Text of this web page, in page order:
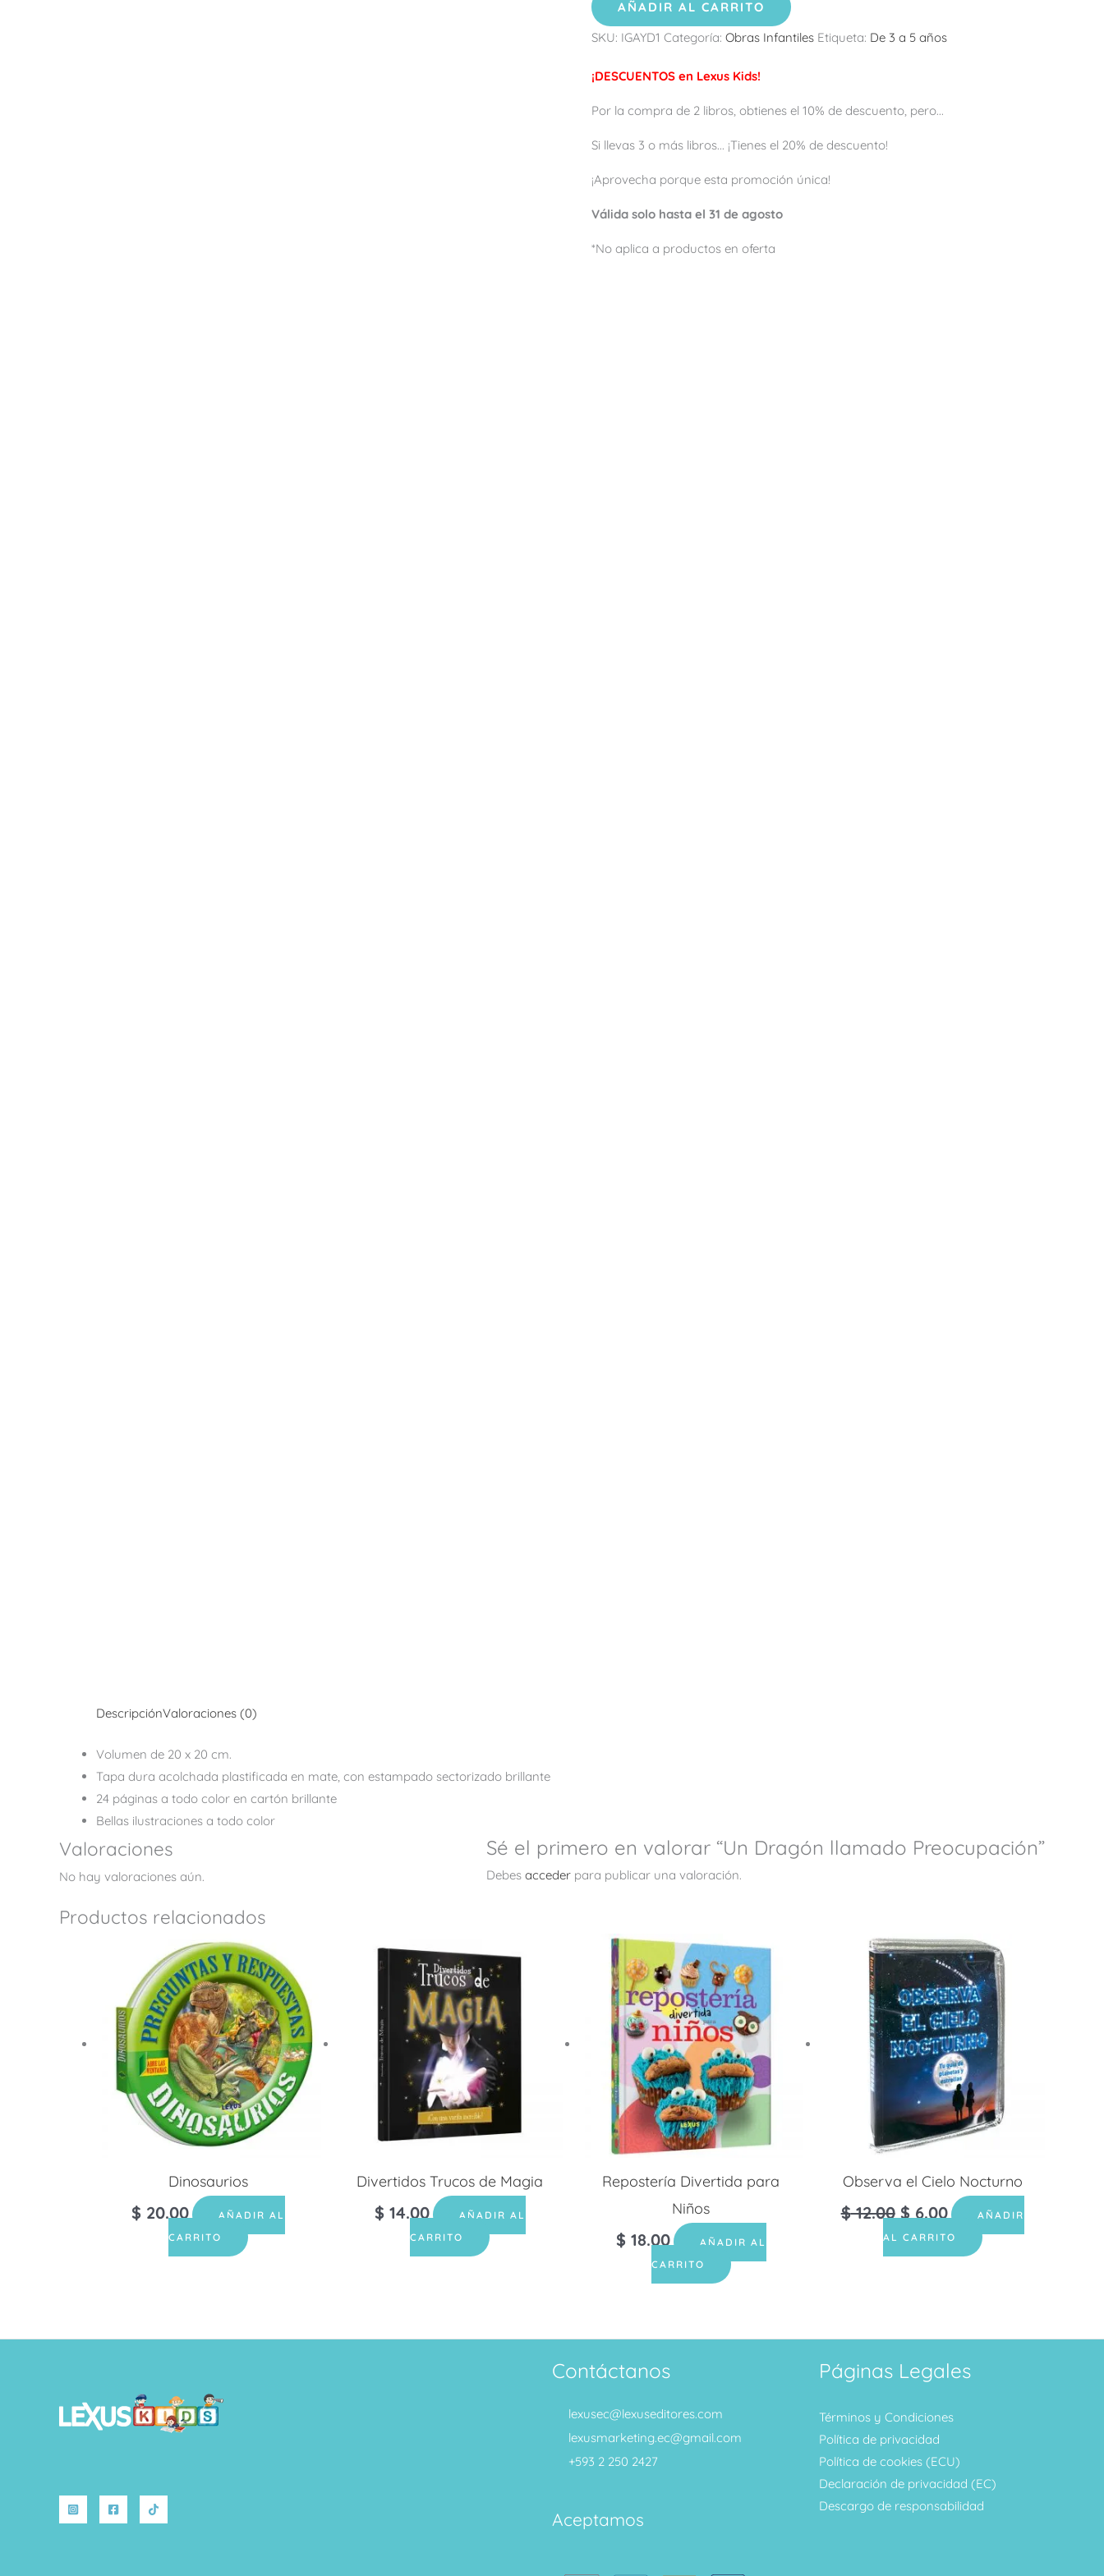
AÑADIR AL CARRITO
SKU: IGAYD1 Categoría: Obras Infantiles Etiqueta: De 3 a 5 años
¡DESCUENTOS en Lexus Kids!
Por la compra de 2 libros, obtienes el 10% de descuento, pero...
Si llevas 3 o más libros... ¡Tienes el 20% de descuento!
¡Aprovecha porque esta promoción única!
Válida solo hasta el 31 de agosto
*No aplica a productos en oferta
DescripciónValoraciones (0)
Volumen de 20 x 20 cm.
Tapa dura acolchada plastificada en mate, con estampado sectorizado brillante
24 páginas a todo color en cartón brillante
Bellas ilustraciones a todo color
Valoraciones
No hay valoraciones aún.
Sé el primero en valorar “Un Dragón llamado Preocupación”
Debes acceder para publicar una valoración.
Productos relacionados
Dinosaurios
$ 20.00
AÑADIR AL
CARRITO
Divertidos Trucos de Magia
$ 14.00
AÑADIR AL
CARRITO
Repostería Divertida para
Niños
$ 18.00
AÑADIR AL
CARRITO
Observa el Cielo Nocturno
$12.00 $6.00
AÑADIR
AL CARRITO
Contáctanos
lexusec@lexuseditores.com
lexusmarketing.ec@gmail.com
+593 2 250 2427
Aceptamos
Páginas Legales
Términos y Condiciones
Política de privacidad
Política de cookies (ECU)
Declaración de privacidad (EC)
Descargo de responsabilidad